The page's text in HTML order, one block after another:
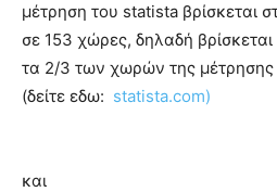
μέτρηση του statista βρίσκεται
σε 153 χώρες, δηλαδή
τα 2/3 των χωρών της μέτρησης
(δείτε εδω: statista.com)
και